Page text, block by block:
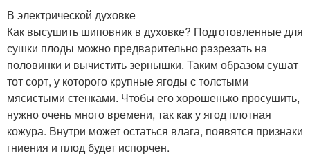
В электрической духовке
Как высушить шиповник в духовке? Подготовленные для
сушки плоды можно предварительно разрезать на
половинки и вычистить зернышки. Таким образом сушат
тот сорт, у которого крупные ягоды с толстыми
мясистыми стенками. Чтобы его хорошенько просушить,
нужно очень много времени, так как у ягод плотная
кожура. Внутри может остаться влага, появятся признаки
гниения и плод будет испорчен.